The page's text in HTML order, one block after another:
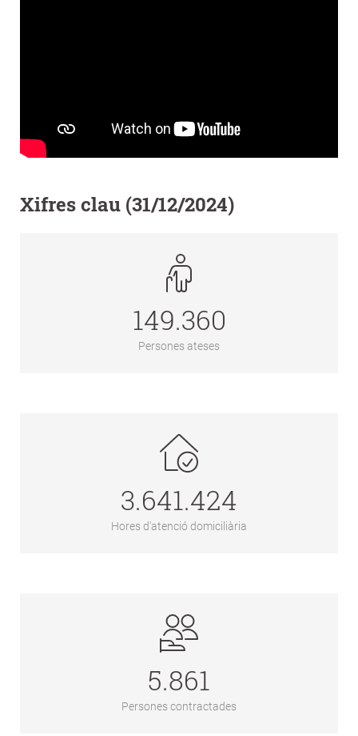
Xifres clau (31/12/2024)
149.360
Persones ateses
3.641.424
Hores d'atenció domiciliària
5.861
Persones contractades